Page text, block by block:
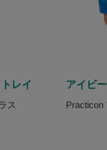
レイ
ス
アイビ
Practicon